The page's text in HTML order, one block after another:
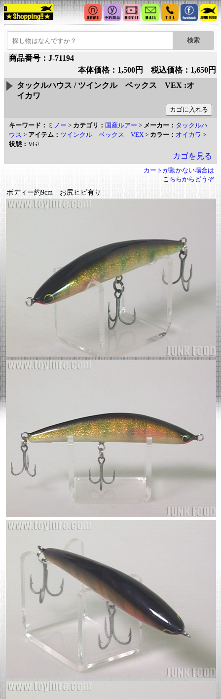
商品番号：J-71194
本体価格：1,500円 税込価格：1,650円
タックルハウス / ツインクル ベックス VEX :オ
イカワ
キーワード： ミノー > カテゴリ： 国産ルアー > メーカー： タックルハ
ウス > アイテム： ツインクル ベックス VEX > カラー： オイカワ >
状態： VG+
カゴを見る
カートが動かない場合は
こちらからどうぞ
ボディー約9cm お尻ヒビ有り